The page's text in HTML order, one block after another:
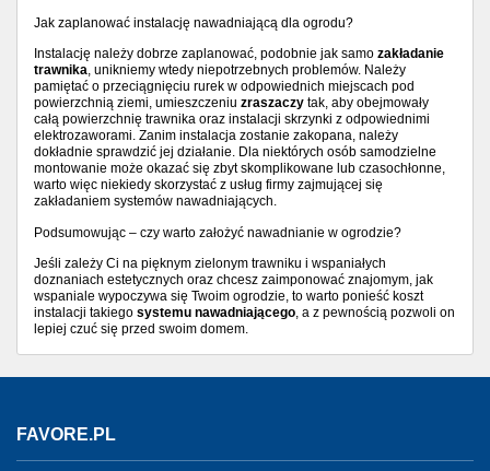
Jak zaplanować instalację nawadniającą dla ogrodu?
Instalację należy dobrze zaplanować, podobnie jak samo zakładanie
trawnika, unikniemy wtedy niepotrzebnych problemów. Należy
pamiętać o przeciągnięciu rurek w odpowiednich miejscach pod
powierzchnią ziemi, umieszczeniu zraszaczy tak, aby obejmowały
całą powierzchnię trawnika oraz instalacji skrzynki z odpowiednimi
elektrozaworami. Zanim instalacja zostanie zakopana, należy
dokładnie sprawdzić jej działanie. Dla niektórych osób samodzielne
montowanie może okazać się zbyt skomplikowane lub czasochłonne,
warto więc niekiedy skorzystać z usług firmy zajmującej się
zakładaniem systemów nawadniających.
Podsumowując – czy warto założyć nawadnianie w ogrodzie?
Jeśli zależy Ci na pięknym zielonym trawniku i wspaniałych
doznaniach estetycznych oraz chcesz zaimponować znajomym, jak
wspaniale wypoczywa się Twoim ogrodzie, to warto ponieść koszt
instalacji takiego systemu nawadniającego, a z pewnością pozwoli on
lepiej czuć się przed swoim domem.
FAVORE.PL